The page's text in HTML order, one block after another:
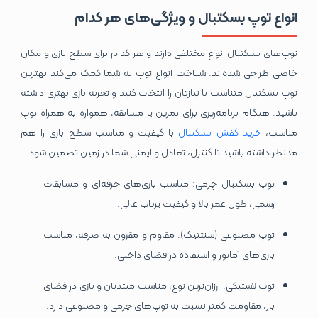
انواع توپ بسکتبال و ویژگی‌های هر کدام
توپ‌های بسکتبال انواع مختلفی دارند و هر کدام برای سطح بازی و مکان
خاصی طراحی شده‌اند. شناخت انواع توپ به شما کمک می‌کند بهترین
توپ بسکتبال متناسب با نیازتان را انتخاب کنید و تجربه بازی بهتری داشته
باشید. هنگام برنامه‌ریزی برای تمرین یا مسابقه، همواره به همراه توپ
مناسب، خرید کفش بسکتبال با کیفیت و مناسب سطح بازی را هم
مدنظر داشته باشید تا کنترل، تعادل و ایمنی شما در زمین تضمین شود.
توپ بسکتبال چرمی: مناسب بازی‌های حرفه‌ای و مسابقات
رسمی، طول عمر بالا و کیفیت پرتاب عالی.
توپ مصنوعی (سنتتیک): مقاوم و مقرون به صرفه، مناسب
بازی‌های آماتور و استفاده در فضای داخلی.
توپ لاستیکی: ارزان‌ترین نوع، مناسب مبتدیان و بازی در فضای
باز، مقاومت کمتر نسبت به توپ‌های چرمی و مصنوعی دارد.